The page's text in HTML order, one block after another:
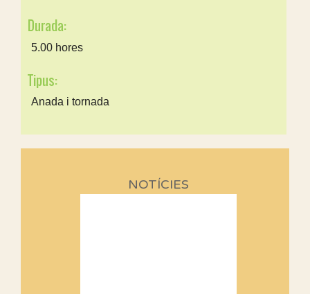
Durada:
5.00 hores
Tipus:
Anada i tornada
NOTÍCIES